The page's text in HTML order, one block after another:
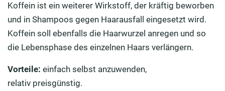
Koffein ist ein weiterer Wirkstoff, der kräftig beworben
und in Shampoos gegen Haarausfall eingesetzt wird.
Koffein soll ebenfalls die Haarwurzel anregen und so
die Lebensphase des einzelnen Haars verlängern.
Vorteile: einfach selbst anzuwenden,
relativ preisgünstig.